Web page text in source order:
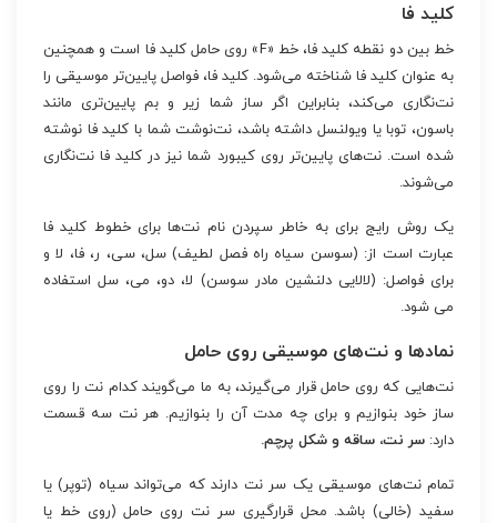
کلید فا
خط بین دو نقطه کلید فا، خط «F» روی حامل کلید فا است و همچنین
به عنوان کلید فا شناخته می‌شود. کلید فا، فواصل پایین‌تر موسیقی را
نت‌نگاری می‌کند، بنابراین اگر ساز شما زیر و بم پایین‌تری مانند
باسون، توبا یا ویولنسل داشته باشد، نت‌نوشت شما با کلید فا نوشته
شده است. نت‌های پایین‌تر روی کیبورد شما نیز در کلید فا نت‌نگاری
می‌شوند.
یک روش رایج برای به خاطر سپردن نام نت‌ها برای خطوط کلید فا
عبارت است از: (سوسن سیاه راه فصل لطیف) سل، سی، ر، فا، لا و
برای فواصل: (لالایی دلنشین مادر سوسن) لا، دو، می، سل استفاده
می شود.
نمادها و نت‌های موسیقی روی حامل
نت‌هایی که روی حامل قرار می‌گیرند، به ما می‌گویند کدام نت را روی
ساز خود بنوازیم و برای چه مدت آن را بنوازیم. هر نت سه قسمت
دارد: سر نت، ساقه و شکل پرچم.
تمام نت‌های موسیقی یک سر نت دارند که می‌تواند سیاه (توپر) یا
سفید (خالی) باشد. محل قرارگیری سر نت روی حامل (روی خط یا